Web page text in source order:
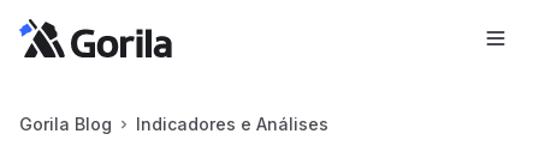
Gorila Blog Indicadores e Análises